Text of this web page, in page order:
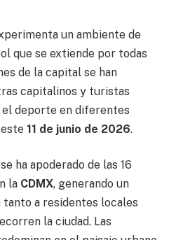
un ambiente de
que se extiende por todas
de la capital se han
capitalinos y turistas
el deporte en diferentes
11 de junio de 2026.
ha apoderado de las 16
la CDMX, generando un
a residentes locales
la ciudad. Las